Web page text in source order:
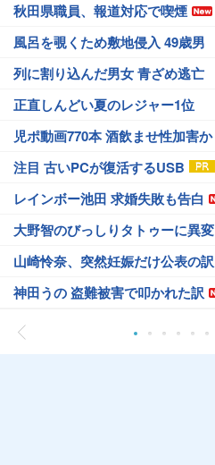
秋田県職員、報道対応で喫煙
風呂を覗くため敷地侵入 49歳男
列に割り込んだ男女 青ざめ逃亡
正直しんどい夏のレジャー1位
児ポ動画770本 酒飲ませ性加害か
注目 古いPCが復活するUSB
レインボー池田 求婚失敗も告白
大野智のびっしりタトゥーに異変
山崎怜奈、突然妊娠だけ公表の訳
神田うの 盗難被害で叩かれた訳